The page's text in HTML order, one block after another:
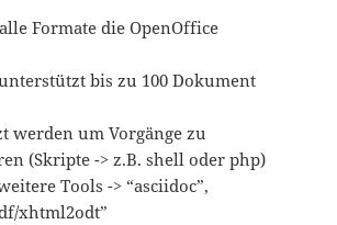
Formate die OpenOffice
bis zu 100 Dokument
werden um Vorgänge zu
(Skripte -> z.B. shell oder php)
Tools -> “asciidoc”,
xhtml2odt”